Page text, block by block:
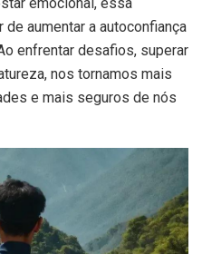
aumentar a autoconfiança
enfrentar desafios, superar
nos tornamos mais
e mais seguros de nós